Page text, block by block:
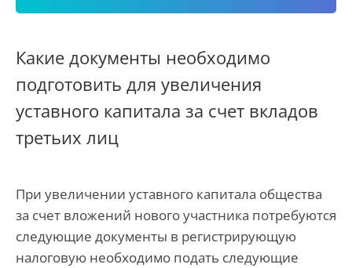
Какие документы необходимо
подготовить для увеличения
уставного капитала за счет вкладов
третьих лиц
При увеличении уставного капитала общества
за счет вложений нового участника потребуются
следующие документы в регистрирующую
налоговую необходимо подать следующие